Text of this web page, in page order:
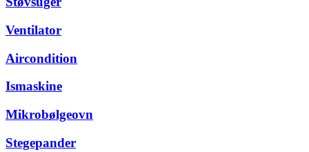
Ventilator
Aircondition
Ismaskine
Mikrobølgeovn
Stegepander